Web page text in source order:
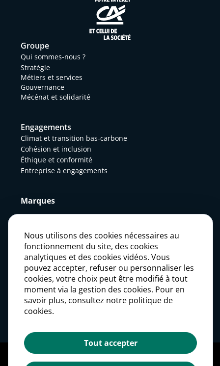
Groupe
Qui sommes-nous ?
Stratégie
Métiers et services
Gouvernance
Mécénat et solidarité
Engagements
Climat et transition bas-carbone
Cohésion et inclusion
Éthique et conformité
Entreprise à engagements
Marques
Actualités
Presse
Carrières
Mentions légales
Nous utilisons des cookies nécessaires au
fonctionnement du site, des cookies
analytiques et des cookies vidéos. Vous
pouvez accepter, refuser ou personnaliser les
cookies, votre choix peut être modifié à tout
moment via la gestion des cookies. Pour en
savoir plus, consultez notre politique de
cookies.
Tout accepter